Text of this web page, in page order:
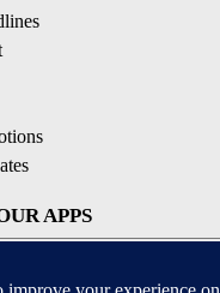
APPS
for iOS and